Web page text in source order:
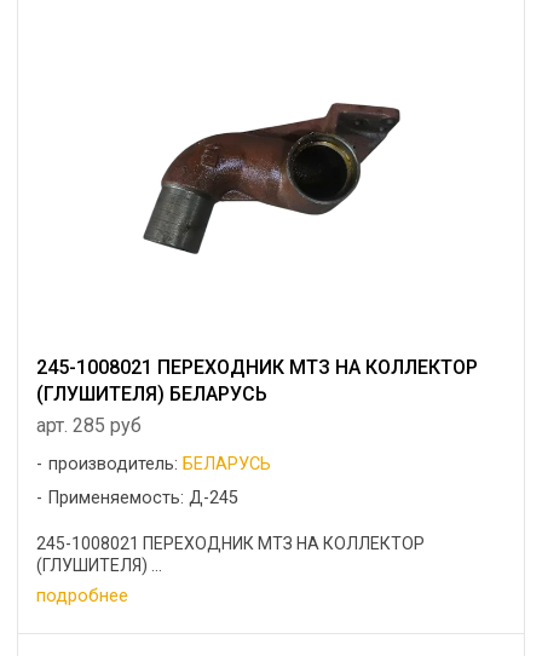
245-1008021 ПЕРЕХОДНИК МТЗ НА КОЛЛЕКТОР
(ГЛУШИТЕЛЯ) БЕЛАРУСЬ
арт. 285 руб
производитель:БЕЛАРУСЬ
Применяемость: Д-245
245-1008021 ПЕРЕХОДНИК МТЗ НА КОЛЛЕКТОР
(ГЛУШИТЕЛЯ) ...
подробнее